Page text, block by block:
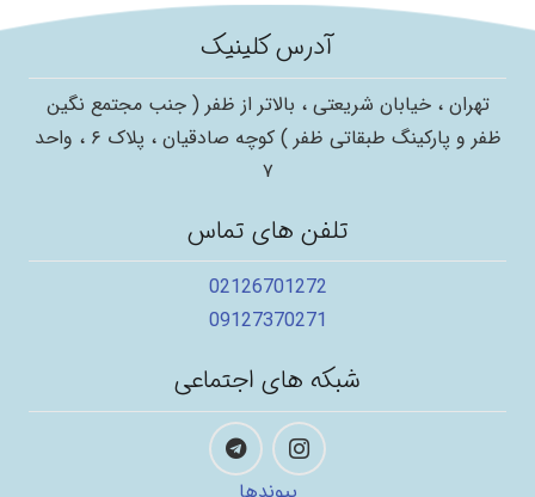
آدرس کلینیک
تهران ، خیابان شریعتی ، بالاتر از ظفر ( جنب مجتمع نگین
ظفر و پارکینگ طبقاتی ظفر ) کوچه صادقیان ، پلاک ۶ ، واحد
۷
تلفن های تماس
02126701272
09127370271
شبکه های اجتماعی